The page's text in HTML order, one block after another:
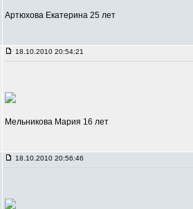
Артюхова Екатерина 25 лет
18.10.2010 20:54:21
Мельникова Мария 16 лет
18.10.2010 20:56:46